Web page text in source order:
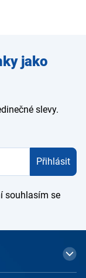
jako
slevy.
Přihlásit
souhlasím se